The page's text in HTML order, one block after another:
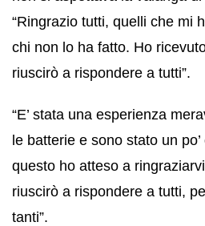
“Ringrazio tutti, quelli che mi
chi non lo ha fatto. Ho
riuscirò a rispondere a tutti”.
“E’ stata una esperienza
le batterie e sono stato un
questo ho atteso a
riuscirò a rispondere a tutti,
tanti”.